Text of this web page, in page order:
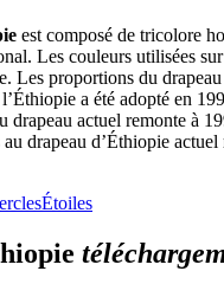
est composé de tricolore
Les couleurs utilisées
Les proportions du
a été adopté en
drapeau actuel remonte à
drapeau d’Éthiopie actuel
Étoiles